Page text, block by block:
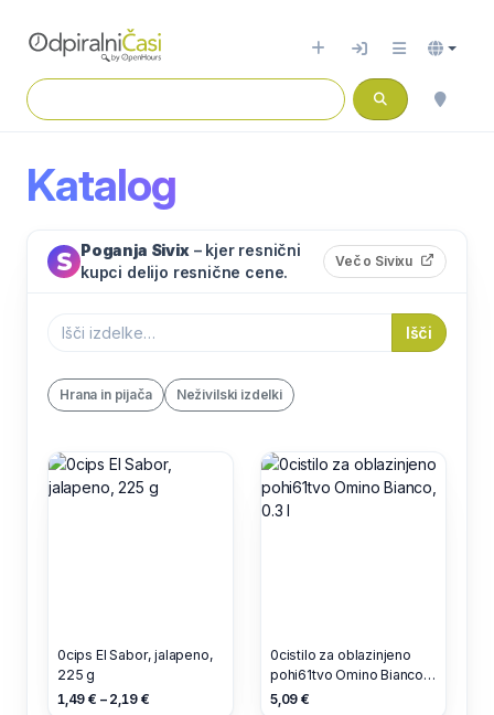
Katalog
Poganja Sivix – kjer resnični
kupci delijo resnične cene.
Več o Sivixu (odpre
Išči
Hrana in pijača Neživilski izdelki
0cips El Sabor, jalapeno,
225 g
1,49 € – 2,19 €
0cistilo za oblazinjeno
pohi61tvo Omino Bianco,
0.3 l
5,09 €